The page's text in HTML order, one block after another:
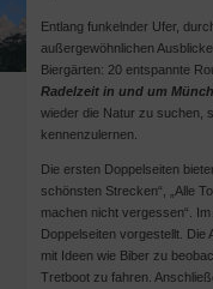
Entlang funkelnder Ufer,
außergewöhnlichen
Biergärten: 20 entspannte
Radelzeit in und um
wieder die Natur zu suchen,
kennenzulernen.
Die ersten Doppelseiten
schönsten Strecken“, „Alle
machen nicht vergessen“.
Doppelseiten vorgestellt. Die
mit Ideen wie Biber zu
Tretboot zu fahren.